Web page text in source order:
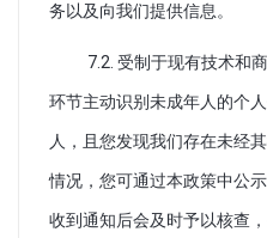
务以及向我们提供信息。
7.2. 受制于现有技术和
环节主动识别未成年人的个
人，且您发现我们存在未经
情况，您可通过本政策中公
收到通知后会及时予以核查